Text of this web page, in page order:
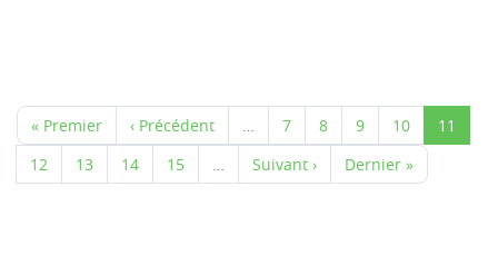
« Premier ‹ Précédent 7 8 9 10
11
12
13 14 15 Suivant › Dernier »